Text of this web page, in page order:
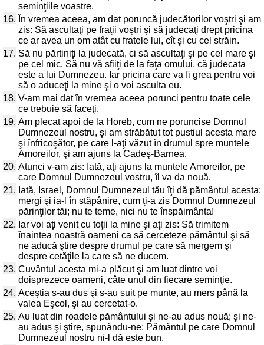
seminţiile voastre.
16. În vremea aceea, am dat poruncă judecătorilor voştri şi am
zis: Să ascultaţi pe fraţii voştri şi să judecaţi drept pricina
ce ar avea un om atât cu fratele lui, cît şi cu cel străin.
17. Să nu părtiniţi la judecată, ci să ascultaţi şi pe cel mare şi
pe cel mic. Să nu vă sfiiţi de la faţa omului, că judecata
este a lui Dumnezeu. Iar pricina care va fi grea pentru voi
să o aduceţi la mine şi o voi asculta eu.
18. V-am mai dat în vremea aceea porunci pentru toate cele
ce trebuie să faceţi.
19. Am plecat apoi de la Horeb, cum ne poruncise Domnul
Dumnezeul nostru, şi am străbătut tot pustiul acesta mare
şi înfricoşător, pe care l-aţi văzut în drumul spre muntele
Amoreilor, şi am ajuns la Cadeş-Barnea.
20. Atunci v-am zis: Iată, aţi ajuns la muntele Amoreilor, pe
care Domnul Dumnezeul vostru, îl va da nouă.
21. Iată, Israel, Domnul Dumnezeul tău îţi dă pământul acesta:
mergi şi ia-l în stăpânire, cum ţi-a zis Domnul Dumnezeul
părinţilor tăi; nu te teme, nici nu te înspăimânta!
22. Iar voi aţi venit cu toţii la mine şi aţi zis: Să trimitem
înaintea noastră oameni ca să cerceteze pământul şi să
ne aducă ştire despre drumul pe care să mergem şi
despre cetăţile la care să ne ducem.
23. Cuvântul acesta mi-a plăcut şi am luat dintre voi
doisprezece oameni, câte unul din fiecare seminţie.
24. Aceştia s-au dus şi s-au suit pe munte, au mers până la
valea Eşcol, şi au cercetat-o.
25. Au luat din roadele pământului şi ne-au adus nouă; şi ne-
au adus şi ştire, spunându-ne: Pământul pe care Domnul
Dumnezeul nostru ni-l dă este bun.